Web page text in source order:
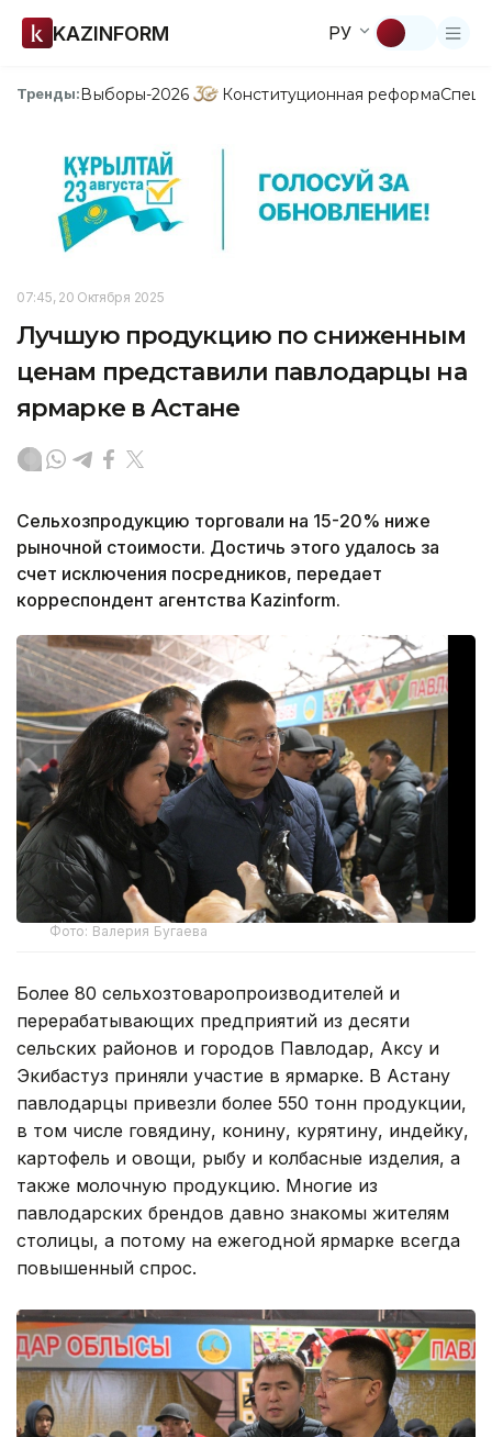
KAZINFORM РУ
Тренды:Выборы-2026 Конституционная реформа
07:45, 20 Октября 2025
Лучшую продукцию по сниженным
ценам представили павлодарцы на
ярмарке в Астане
Сельхозпродукцию торговали на 15-20% ниже
рыночной стоимости. Достичь этого удалось за
счет исключения посредников, передает
корреспондент агентства Kazinform.
Фото: Валерия Бугаева
Более 80 сельхозтоваропроизводителей и
перерабатывающих предприятий из десяти
сельских районов и городов Павлодар, Аксу и
Экибастуз приняли участие в ярмарке. В Астану
павлодарцы привезли более 550 тонн продукции,
в том числе говядину, конину, курятину, индейку,
картофель и овощи, рыбу и колбасные изделия, а
также молочную продукцию. Многие из
павлодарских брендов давно знакомы жителям
столицы, а потому на ежегодной ярмарке всегда
повышенный спрос.